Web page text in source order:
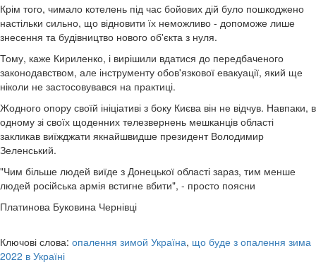
Крім того, чимало котелень під час бойових дій було пошкоджено
настільки сильно, що відновити їх неможливо - допоможе лише
знесення та будівництво нового об'єкта з нуля.
Тому, каже Кириленко, і вирішили вдатися до передбаченого
законодавством, але інструменту обов'язкової евакуації, який ще
ніколи не застосовувався на практиці.
Жодного опору своїй ініціативі з боку Києва він не відчув. Навпаки, в
одному зі своїх щоденних телезвернень мешканців області
закликав виїжджати якнайшвидше президент Володимир
Зеленський.
"Чим більше людей виїде з Донецької області зараз, тим менше
людей російська армія встигне вбити", - просто поясни
Платинова Буковина Чернівці
Ключові слова: опалення зимой Україна, що буде з опалення зима
2022 в Україні